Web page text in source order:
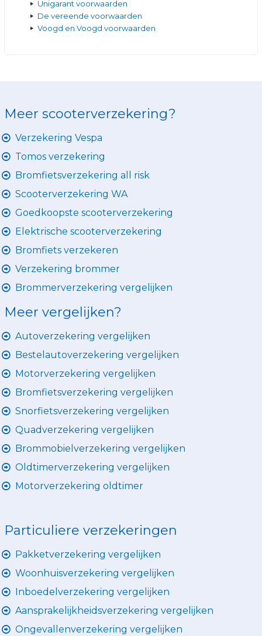
Unigarant voorwaarden
De vereende voorwaarden
Voogd en Voogd voorwaarden
Meer scooterverzekering?
Verzekering Vespa
Tomos verzekering
Bromfietsverzekering all risk
Scooterverzekering WA
Goedkoopste scooterverzekering
Elektrische scooterverzekering
Bromfiets verzekeren
Verzekering brommer
Brommerverzekering vergelijken
Meer vergelijken?
Autoverzekering vergelijken
Bestelautoverzekering vergelijken
Motorverzekering vergelijken
Bromfietsverzekering vergelijken
Snorfietsverzekering vergelijken
Quadverzekering vergelijken
Brommobielverzekering vergelijken
Oldtimerverzekering vergelijken
Motorverzekering oldtimer
Particuliere verzekeringen
Pakketverzekering vergelijken
Woonhuisverzekering vergelijken
Inboedelverzekering vergelijken
Aansprakelijkheidsverzekering vergelijken
Ongevallenverzekering vergelijken